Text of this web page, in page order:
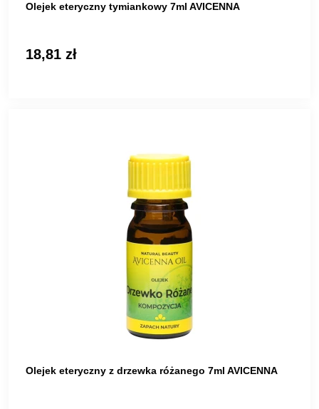
Olejek eteryczny tymiankowy 7ml AVICENNA
18,81 zł
Olejek eteryczny z drzewka różanego 7ml AVICENNA